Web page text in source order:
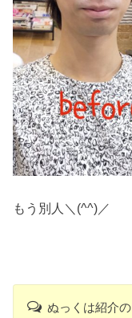
もう別人＼(^^)／
ぬっくは紹介の